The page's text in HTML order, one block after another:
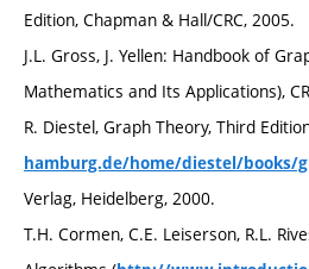
Edition, Chapman & Hall/CRC, 2005.
J.L. Gross, J. Yellen: Handbook of
Mathematics and Its Applications),
R. Diestel, Graph Theory, Third
hamburg.de/home/diestel/books/
Verlag, Heidelberg, 2000.
T.H. Cormen, C.E. Leiserson, R.L.